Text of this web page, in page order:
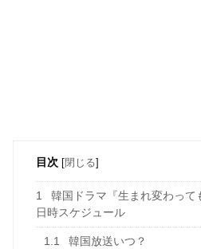
目次 [閉じる]
1
韓国ドラマ『生まれ変わって
日時スケジュール
1.1 韓国放送いつ？